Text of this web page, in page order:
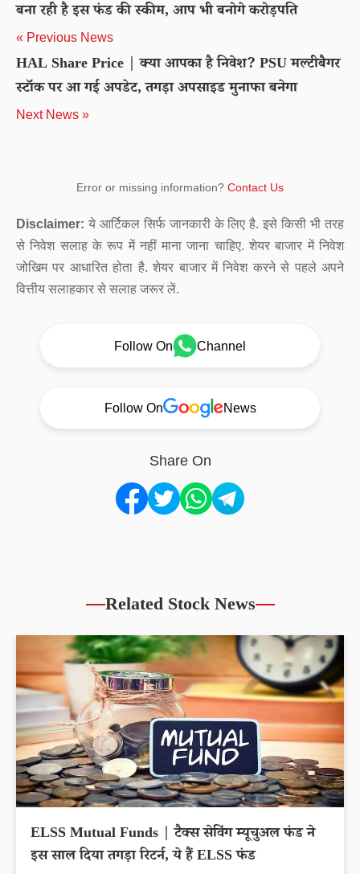
बना रही है इस फंड की स्कीम, आप भी बनोगे करोड़पति
« Previous News
HAL Share Price | क्या आपका है निवेश? PSU मल्टीबैगर
स्टॉक पर आ गई अपडेट, तगड़ा अपसाइड मुनाफा बनेगा
Next News »
Error or missing information? Contact Us
Disclaimer: ये आर्टिकल सिर्फ जानकारी के लिए है. इसे किसी भी तरह
से निवेश सलाह के रूप में नहीं माना जाना चाहिए. शेयर बाजार में निवेश
जोखिम पर आधारित होता है. शेयर बाजार में निवेश करने से पहले अपने
वित्तीय सलाहकार से सलाह जरूर लें.
Follow On Channel
Follow On News
Share On
Related Stock News
ELSS Mutual Funds | टैक्स सेविंग म्यूचुअल फंड ने
इस साल दिया तगड़ा रिटर्न, ये हैं ELSS फंड